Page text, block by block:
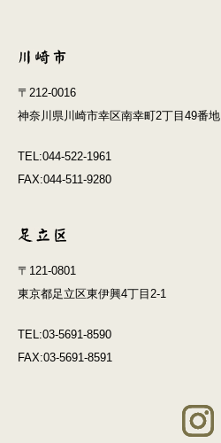
〒212-0016
神奈川県川崎市幸区南幸町2丁目49番地
TEL:044-522-1961
FAX:044-511-9280
〒121-0801
東京都足立区東伊興4丁目2-1
TEL:03-5691-8590
FAX:03-5691-8591